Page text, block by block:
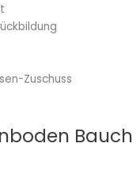
Zuschuss
Bauch